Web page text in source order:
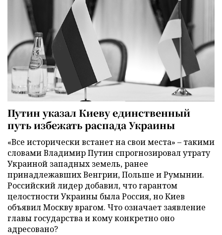
Путин указал Киеву единственный
путь избежать распада Украины
«Все исторически встанет на свои места» – такими
словами Владимир Путин спрогнозировал утрату
Украиной западных земель, ранее
принадлежавших Венгрии, Польше и Румынии.
Российский лидер добавил, что гарантом
целостности Украины была Россия, но Киев
объявил Москву врагом. Что означает заявление
главы государства и кому конкретно оно
адресовано?